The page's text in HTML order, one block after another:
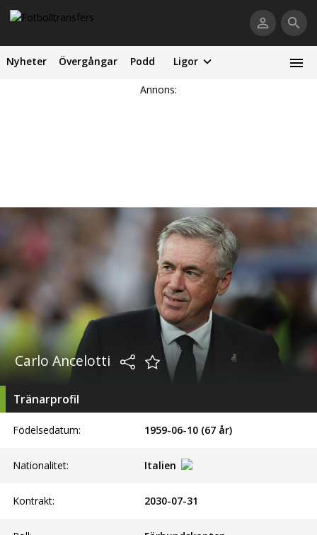
Nyheter Övergångar Podd Ligor
Annons:
Carlo Ancelotti
Tränarprofil
Födelsedatum: 1959-06-10 (67 år)
Nationalitet: Italien
Kontrakt: 2030-07-31